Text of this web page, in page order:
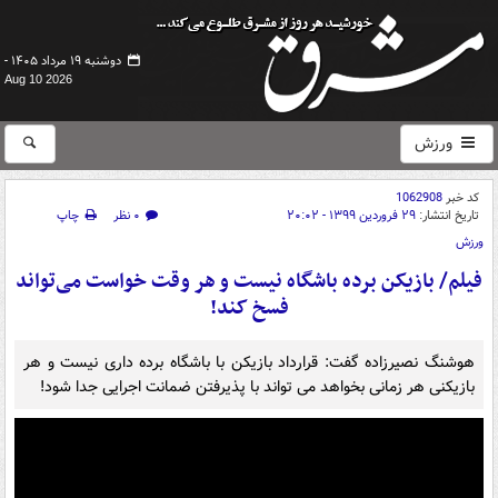
دوشنبه ۱۹ مرداد ۱۴۰۵ -
Aug 10 2026
ورزش
کد خبر1062908
تاریخ انتشار: ۲۹ فروردین ۱۳۹۹ - ۲۰:۰۲ ۰ نظر
چاپ
ورزش
فیلم/ بازیکن برده باشگاه نیست و هر وقت خواست می‌تواند
فسخ کند!
هوشنگ نصیرزاده گفت: قرارداد بازیکن با باشگاه برده داری نیست و هر
بازیکنی هر زمانی بخواهد می تواند با پذیرفتن ضمانت اجرایی جدا شود!